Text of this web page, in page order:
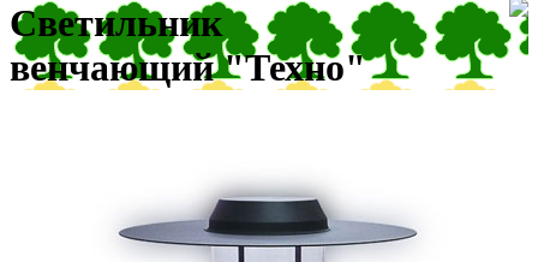
Светильник
венчающий "Техно"